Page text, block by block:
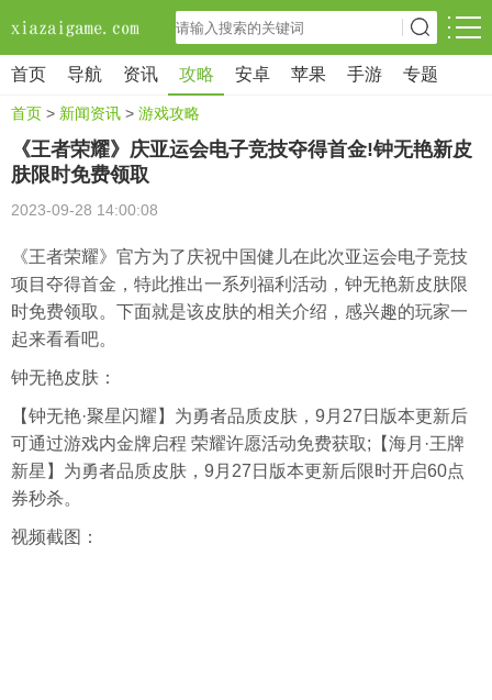
首页 导航 资讯 攻略 安卓 苹果 手游 专题
首页 > 新闻资讯 > 游戏攻略
《王者荣耀》庆亚运会电子竞技夺得首金!钟无艳新皮
肤限时免费领取
2023-09-28 14:00:08
《王者荣耀》官方为了庆祝中国健儿在此次亚运会电子竞技
项目夺得首金，特此推出一系列福利活动，钟无艳新皮肤限
时免费领取。下面就是该皮肤的相关介绍，感兴趣的玩家一
起来看看吧。
钟无艳皮肤：
【钟无艳·聚星闪耀】为勇者品质皮肤，9月27日版本更新后
可通过游戏内金牌启程 荣耀许愿活动免费获取;【海月·王牌
新星】为勇者品质皮肤，9月27日版本更新后限时开启60点
券秒杀。
视频截图：